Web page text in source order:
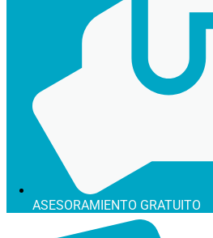
ASESORAMIENTO GRATUITO